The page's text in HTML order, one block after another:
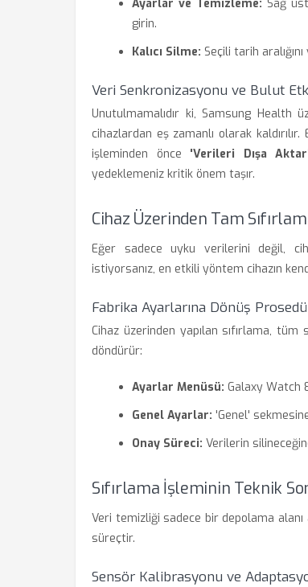
Ayarlar ve Temizleme: Sağ
girin.
Kalıcı Silme: Seçili tarih
Veri Senkronizasyonu ve Bulut
Unutulmamalıdır ki, Samsung Health
cihazlardan eş zamanlı olarak
işleminden önce 'Verileri Dışa
yedeklemeniz kritik önem taşır.
Cihaz Üzerinden Tam
Eğer sadece uyku verilerini değil,
istiyorsanız, en etkili yöntem cihazın
Fabrika Ayarlarına Dönüş
Cihaz üzerinden yapılan sıfırlama,
döndürür:
Ayarlar Menüsü: Galaxy Watch
Genel Ayarlar: 'Genel'
Onay Süreci: Verilerin
Sıfırlama İşleminin Teknik
Veri temizliği sadece bir depolama alanı
süreçtir.
Sensör Kalibrasyonu ve